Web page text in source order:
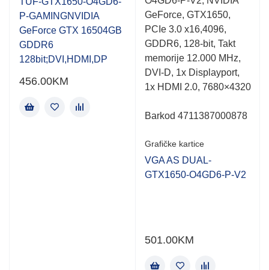
of
5P-GAMINGNVIDIA
GeForce GTX 16504GB
GDDR6
128bit;DVI,HDMI,DP
456.00KM
of
5
GeForce, GTX1650,
PCIe 3.0 x16,4096,
GDDR6, 128-bit, Takt
memorije 12.000 MHz,
DVI-D, 1x Displayport,
1x HDMI 2.0, 7680×4320
Barkod 4711387000878
Grafičke kartice
VGA AS DUAL-
GTX1650-O4GD6-P-V2
501.00KM